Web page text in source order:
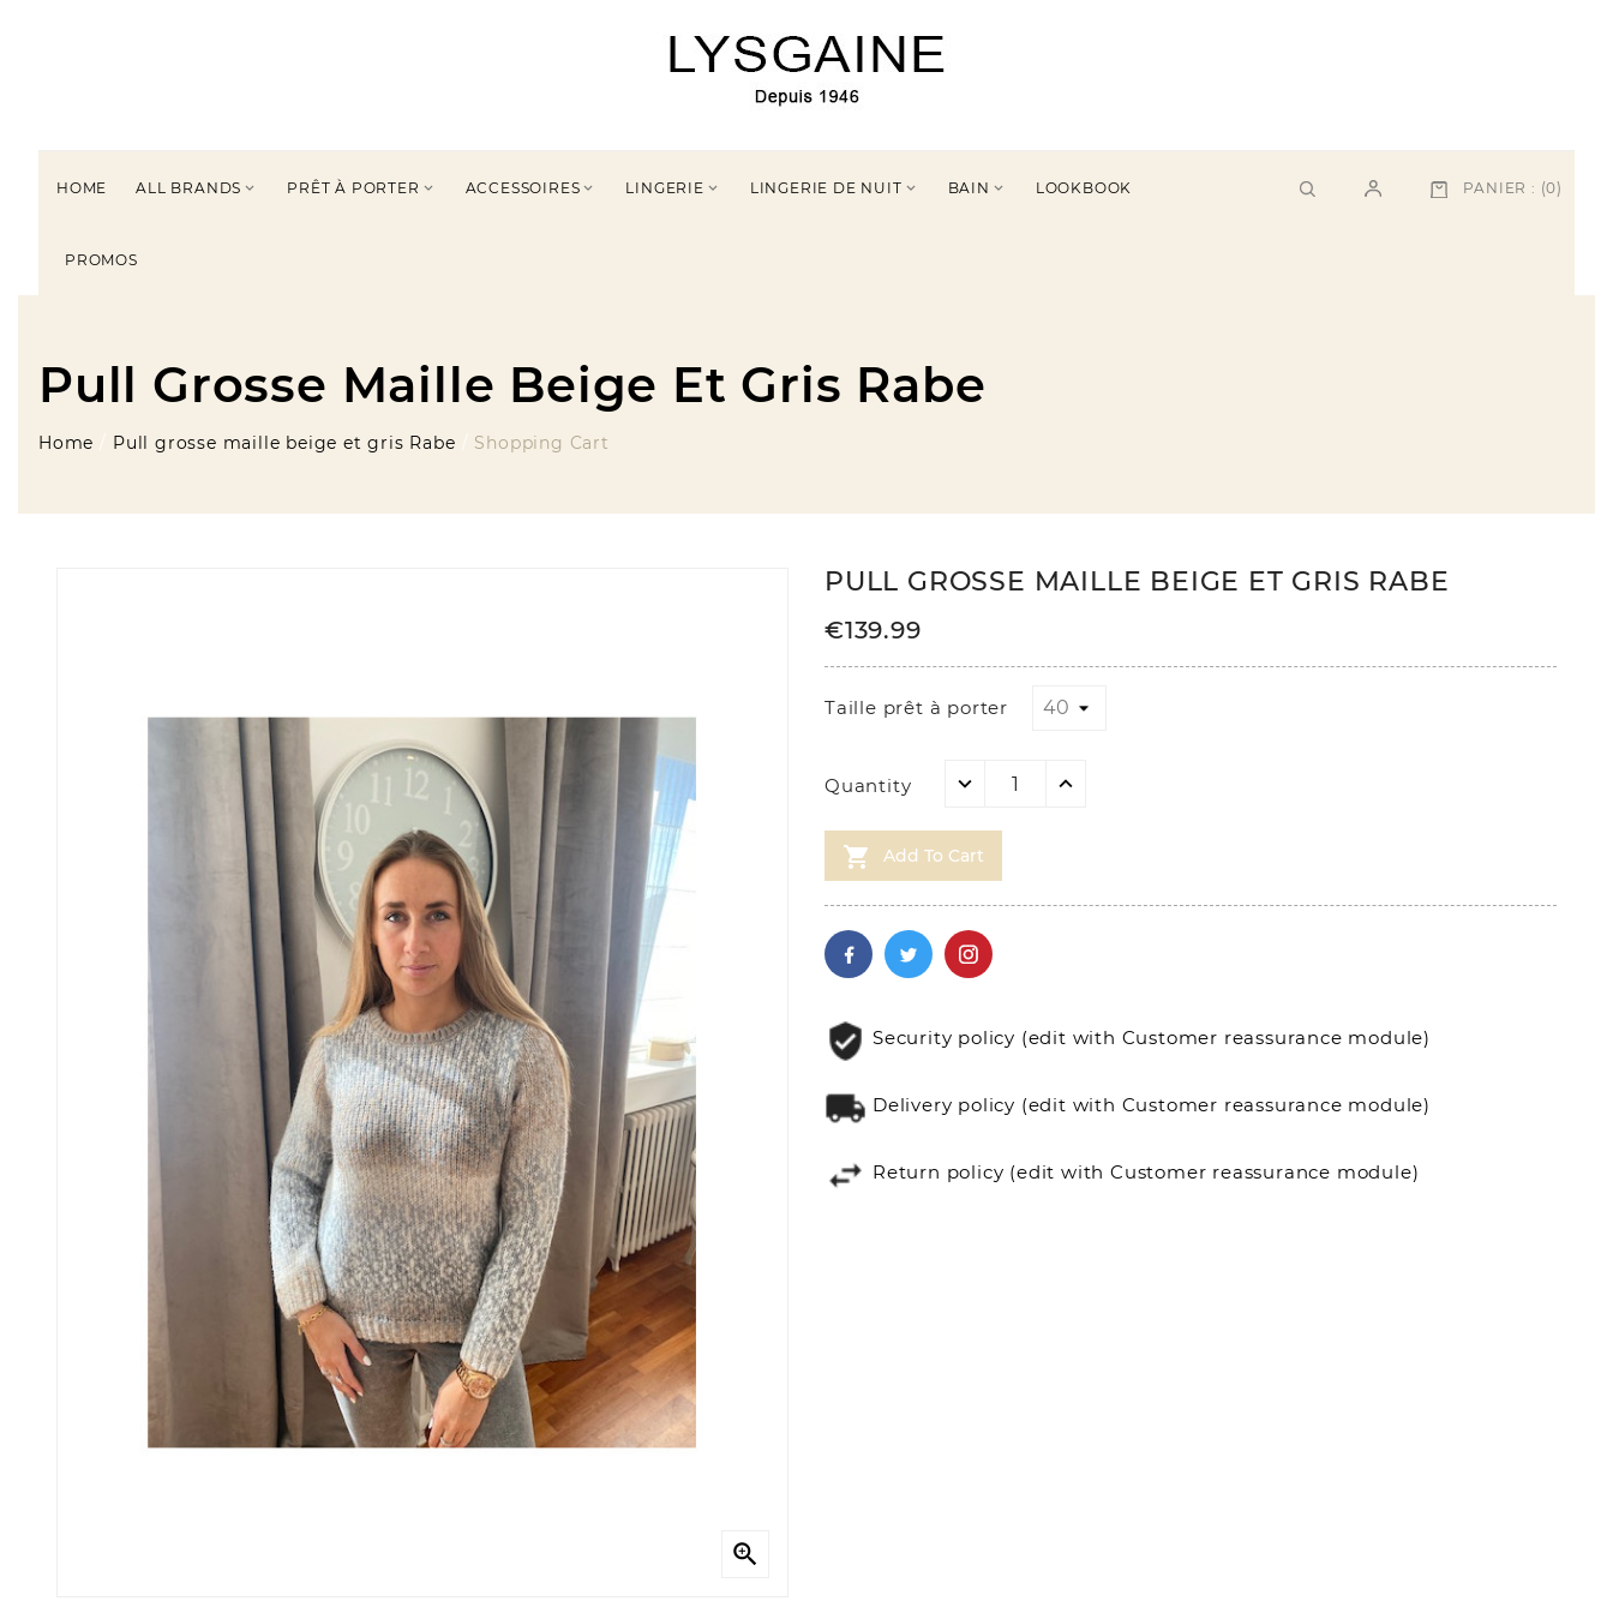
HOME ALL BRANDS  PRÊT À PORTER  ACCESSOIRES  LINGERIE  LINGERIE DE NUIT  BAIN  LOOKBOOK
PROMOS
PANIER : (0)
Pull Grosse Maille Beige Et Gris Rabe
Home Pull grosse maille beige et gris Rabe Shopping Cart

PULL GROSSE MAILLE BEIGE ET GRIS RABE
€139.99
Taille prêt à porter
Quantity
 Add To Cart
Security policy (edit with Customer reassurance module)
Delivery policy (edit with Customer reassurance module)
Return policy (edit with Customer reassurance module)